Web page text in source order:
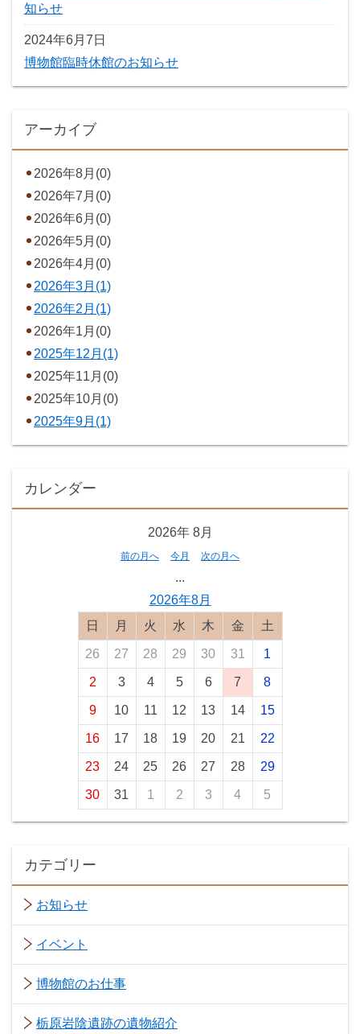
知らせ
2024年6月7日
博物館臨時休館のお知らせ
アーカイブ
2026年8月(0)
2026年7月(0)
2026年6月(0)
2026年5月(0)
2026年4月(0)
2026年3月(1)
2026年2月(1)
2026年1月(0)
2025年12月(1)
2025年11月(0)
2025年10月(0)
2025年9月(1)
カレンダー
2026年 8月
前の月へ 今月 次の月へ
...
2026年8月
日曜日月曜日火曜日水曜日木曜日金曜日土曜日
26 27 28 29 30 31 1
2 3 4 5 6 7 8
9 10 11 12 13 14 15
16 17 18 19 20 21 22
23 24 25 26 27 28 29
30 31 1 2 3 4 5
カテゴリー
お知らせ
イベント
博物館のお仕事
栃原岩陰遺跡の遺物紹介